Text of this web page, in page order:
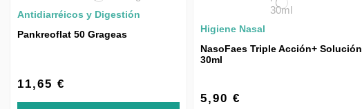
Antidiarréicos y Digestión
Pankreoflat 50 Grageas
11,65 €
Higiene Nasal
NasoFaes Triple Acción+ Solución
30ml
5,90 €